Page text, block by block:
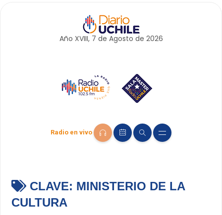
Año XVIII, 7 de Agosto de 2026
Radio en vivo
CLAVE: MINISTERIO DE LA
CULTURA